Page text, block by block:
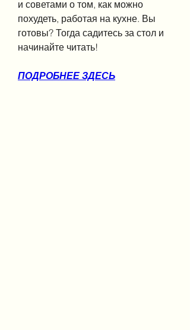
и советами о том, как можно
похудеть, работая на кухне. Вы
готовы? Тогда садитесь за стол и
начинайте читать!
ПОДРОБНЕЕ ЗДЕСЬ